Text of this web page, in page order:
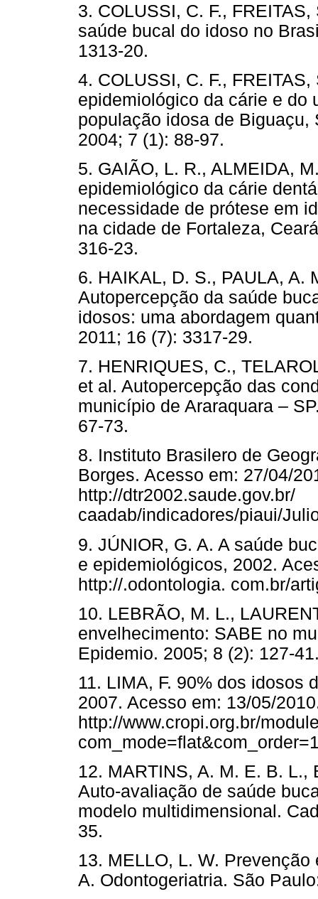
3. COLUSSI, C. F.,
saúde bucal do idoso no
1313-20.
4. COLUSSI, C. F.,
epidemiológico da cárie e do
população idosa de Biguaçu,
2004; 7 (1): 88-97.
5. GAIÃO, L. R., ALMEIDA,
epidemiológico da cárie
necessidade de prótese em
na cidade de Fortaleza,
316-23.
6. HAIKAL, D. S., PAULA, A.
Autopercepção da saúde
idosos: uma abordagem
2011; 16 (7): 3317-29.
7. HENRIQUES, C.,
et al. Autopercepção das
município de Araraquara –
67-73.
8. Instituto Brasilero de
Borges. Acesso em: 27/04/
http://dtr2002.saude.gov.br/
caadab/indicadores/piaui/
9. JÚNIOR, G. A. A saúde
e epidemiológicos, 2002.
http://.odontologia. com.br/
10. LEBRÃO, M. L.,
envelhecimento: SABE no
Epidemio. 2005; 8 (2): 127-
11. LIMA, F. 90% dos idosos
2007. Acesso em: 13/05/
http://www.cropi.org.br/
12. MARTINS, A. M. E. B. L.,
Auto-avaliação de saúde
modelo multidimensional.
35.
13. MELLO, L. W.
A. Odontogeriatria. São